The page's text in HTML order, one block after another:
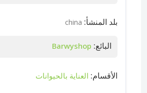
بلد المنشأ: china
البائع: Barwyshop
الأقسام: العناية بالحيوانات